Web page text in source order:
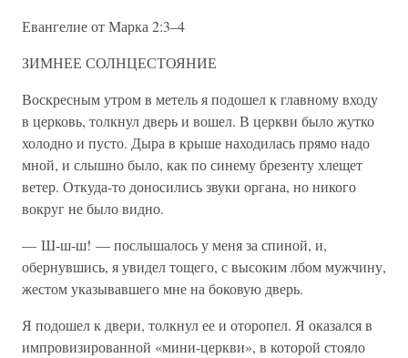
Евангелие от Марка 2:3–4
ЗИМНЕЕ СОЛНЦЕСТОЯНИЕ
Воскресным утром в метель я подошел к главному входу
в церковь, толкнул дверь и вошел. В церкви было жутко
холодно и пусто. Дыра в крыше находилась прямо надо
мной, и слышно было, как по синему брезенту хлещет
ветер. Откуда-то доносились звуки органа, но никого
вокруг не было видно.
— Ш-ш-ш! — послышалось у меня за спиной, и,
обернувшись, я увидел тощего, с высоким лбом мужчину,
жестом указывавшего мне на боковую дверь.
Я подошел к двери, толкнул ее и оторопел. Я оказался в
импровизированной «мини-церкви», в которой стояло